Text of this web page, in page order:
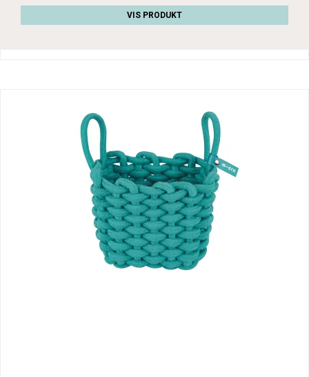
VIS PRODUKT